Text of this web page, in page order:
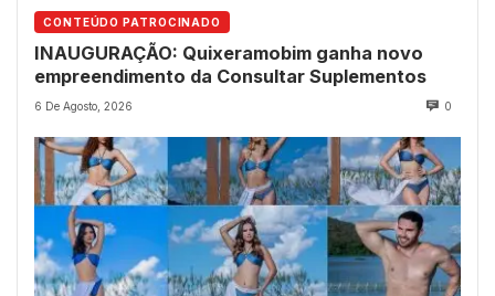
CONTEÚDO PATROCINADO
INAUGURAÇÃO: Quixeramobim ganha novo
empreendimento da Consultar Suplementos
6 De Agosto, 2026 0